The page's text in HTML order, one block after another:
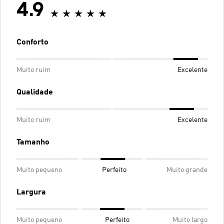
4.9
Conforto
Muito ruim Excelente
Qualidade
Muito ruim Excelente
Tamanho
Muito pequeno Perfeito Muito grande
Largura
Muito pequeno Perfeito Muito largo